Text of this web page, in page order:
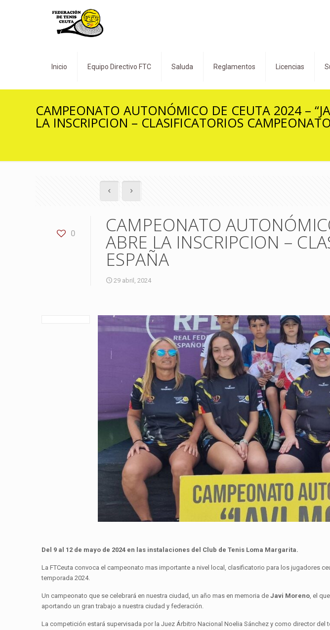
Inicio Equipo Directivo FTC Saluda Reglamentos Licencias
CAMPEONATO AUTONÓMICO DE CEUTA 2024 –
LA INSCRIPCION – CLASIFICATORIOS
0 CAMPEONATO
ABRE LA INSCRIPCION –
ESPAÑA
29 abril, 2024
Del 9 al 12 de mayo de 2024 en las instalaciones del Club de Tenis Loma Margarita.
La FTCeuta convoca el campeonato mas importante a nivel local, clasificatorio para los jugadores
temporada 2024.
Un campeonato que se celebrará en nuestra ciudad, un año mas en memoria de Javi Moreno, el
aportando un gran trabajo a nuestra ciudad y federación.
La competición estará supervisada por la Juez Árbitro Nacional Noelia Sánchez y como director del